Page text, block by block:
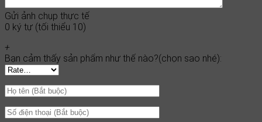
Gửi ảnh chụp thực tế
0 ký tự (tối thiểu 10)
+
Bạn cảm thấy sản phẩm như thế nào?(chọn sao nhé):